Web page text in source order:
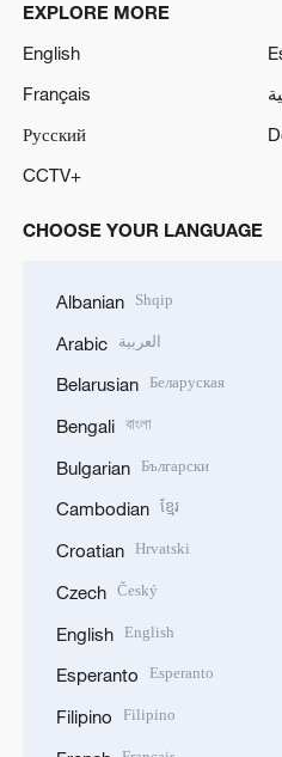
EXPLORE MORE
English
Français
Русский
CCTV+
CHOOSE YOUR LANGUAGE
Albanian Shqip
Arabic العربية
Belarusian Беларуская
Bengali বাংলা
Bulgarian Български
Cambodian ខ្មែរ
Croatian Hrvatski
Czech Český
English English
Esperanto Esperanto
Filipino Filipino